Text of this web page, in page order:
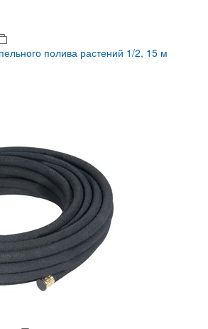
полива растений 1/2, 15 м